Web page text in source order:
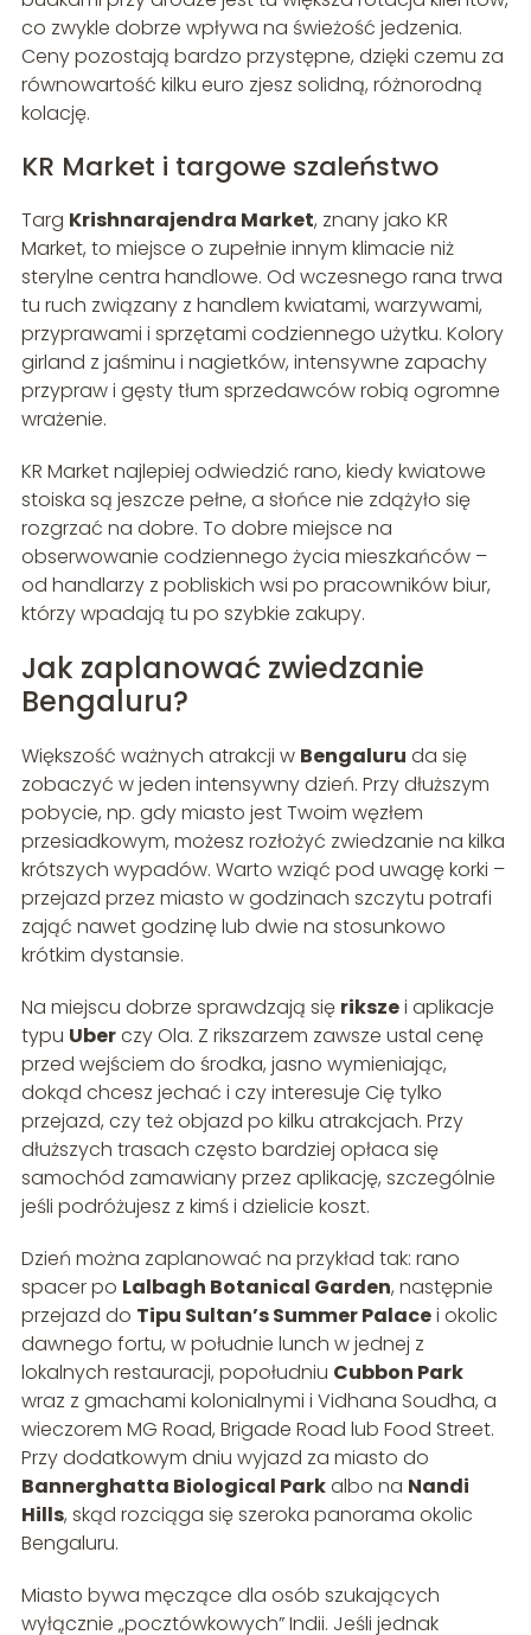
co zwykle dobrze wpływa na świeżość jedzenia.
Ceny pozostają bardzo przystępne, dzięki czemu za
równowartość kilku euro zjesz solidną, różnorodną
kolację.
KR Market i targowe szaleństwo
Targ Krishnarajendra Market, znany jako KR
Market, to miejsce o zupełnie innym klimacie niż
sterylne centra handlowe. Od wczesnego rana trwa
tu ruch związany z handlem kwiatami, warzywami,
przyprawami i sprzętami codziennego użytku. Kolory
girland z jaśminu i nagietków, intensywne zapachy
przypraw i gęsty tłum sprzedawców robią ogromne
wrażenie.
KR Market najlepiej odwiedzić rano, kiedy kwiatowe
stoiska są jeszcze pełne, a słońce nie zdążyło się
rozgrzać na dobre. To dobre miejsce na
obserwowanie codziennego życia mieszkańców –
od handlarzy z pobliskich wsi po pracowników biur,
którzy wpadają tu po szybkie zakupy.
Jak zaplanować zwiedzanie
Bengaluru?
Większość ważnych atrakcji w Bengaluru da się
zobaczyć w jeden intensywny dzień. Przy dłuższym
pobycie, np. gdy miasto jest Twoim węzłem
przesiadkowym, możesz rozłożyć zwiedzanie na kilka
krótszych wypadów. Warto wziąć pod uwagę korki –
przejazd przez miasto w godzinach szczytu potrafi
zająć nawet godzinę lub dwie na stosunkowo
krótkim dystansie.
Na miejscu dobrze sprawdzają się rikszei aplikacje
typu Uberczy Ola. Z rikszarzem zawsze ustal cenę
przed wejściem do środka, jasno wymieniając,
dokąd chcesz jechać i czy interesuje Cię tylko
przejazd, czy też objazd po kilku atrakcjach. Przy
dłuższych trasach często bardziej opłaca się
samochód zamawiany przez aplikację, szczególnie
jeśli podróżujesz z kimś i dzielicie koszt.
Dzień można zaplanować na przykład tak: rano
spacer po Lalbagh Botanical Garden, następnie
przejazd do Tipu Sultan’s Summer Palacei okolic
dawnego fortu, w południe lunch w jednej z
lokalnych restauracji, popołudniu Cubbon Park
wraz z gmachami kolonialnymi i Vidhana Soudha, a
wieczorem MG Road, Brigade Road lub Food Street.
Przy dodatkowym dniu wyjazd za miasto do
Bannerghatta Biological Parkalbo na Nandi
Hills, skąd rozciąga się szeroka panorama okolic
Bengaluru.
Miasto bywa męczące dla osób szukających
wyłącznie „pocztówkowych” Indii. Jeśli jednak